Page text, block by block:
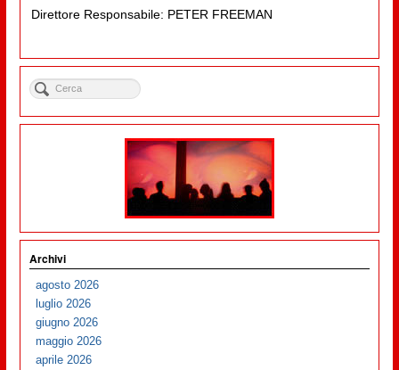
Direttore Responsabile: PETER FREEMAN
Archivi
agosto 2026
luglio 2026
giugno 2026
maggio 2026
aprile 2026